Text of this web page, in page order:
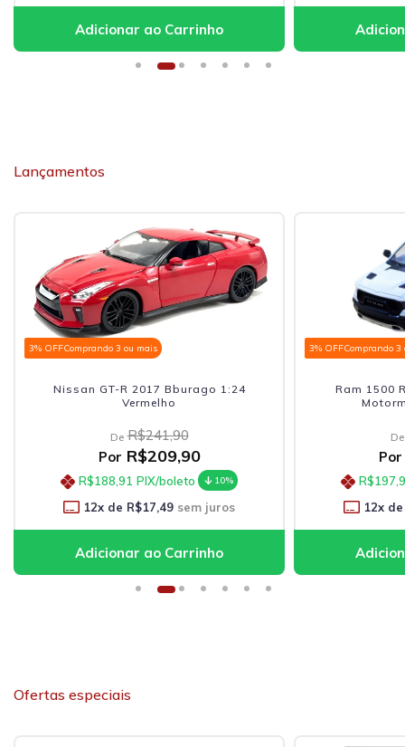
Lançamentos
3% OFFComprando 3 ou mais
Nissan GT-R 2017 Bburago 1:24
Vermelho
De R$241,90
Por R$209,90
R$188,91 PIX/boleto 10%
12x de R$17,49 sem juros
3% OFFComprando 3
Ram 1500
De
Por
12x de
Ofertas especiais